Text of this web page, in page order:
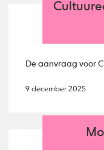
De aanvraag voor
9 december 2025